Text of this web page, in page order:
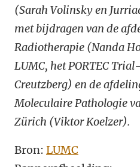
(Sarah Volinsky en
met bijdragen van de
Radiotherapie (Nanda
LUMC, het PORTEC
Creutzberg) en de
Moleculaire Pathologie
Zürich (Viktor Koelzer).
Bron: LUMC